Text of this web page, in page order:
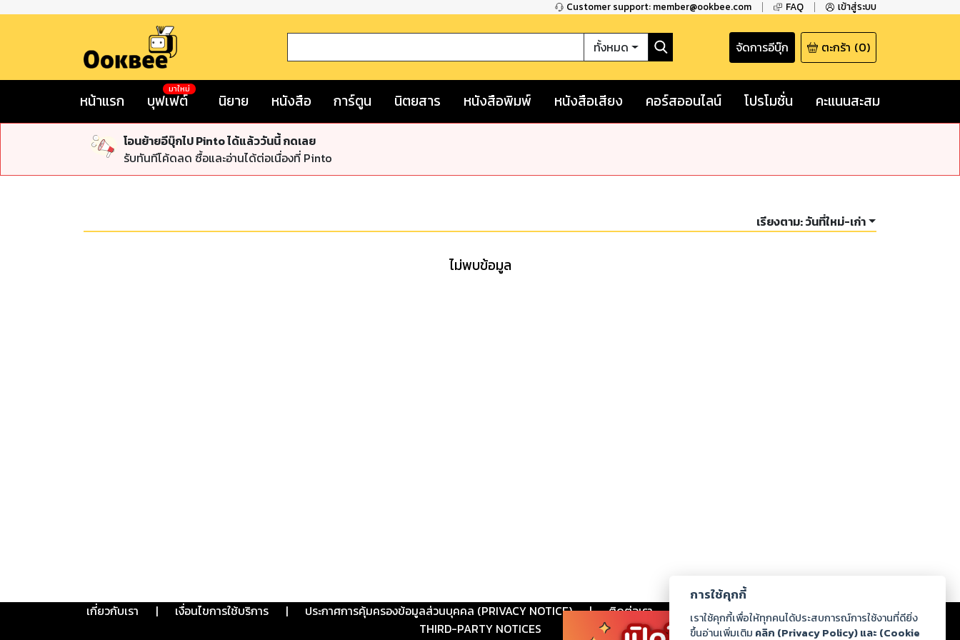
Customer support: member@ookbee.com FAQ เข้าสู่ระบบ
ทั้งหมด จัดการอีบุ๊ก ตะกร้า (0)
หน้าแรก บุฟเฟต์
มาใหม่
นิยาย หนังสือ การ์ตูน นิตยสาร หนังสือพิมพ์ หนังสือเสียง คอร์สออนไลน์ โปรโมชั่น คะแนนสะสม
โอนย้ายอีบุ๊กไป Pinto ได้แล้ววันนี้ กดเลย
รับทันทีโค้ดลด ซื้อและอ่านได้ต่อเนื่องที่ Pinto
เรียงตาม:วันที่ใหม่-เก่า
ไม่พบข้อมูล
เกี่ยวกับเรา | เงื่อนไขการใช้บริการ | ประกาศการคุ้มครองข้อมูลส่วนบุคคล (PRIVACY NOTICE) | ติดต่อเรา ร่วมงานกับเรา ดาวน์โหลด
THIRD-PARTY NOTICES
การใช้คุกกี้
เราใช้คุกกี้เพื่อให้ทุกคนได้ประสบการณ์การใช้งานที่ดียิ่ง
ขึ้นอ่านเพิ่มเติม คลิก (Privacy Policy) และ (Cookie